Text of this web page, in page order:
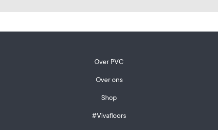
Over PVC
Over ons
Shop
#Vivafloors